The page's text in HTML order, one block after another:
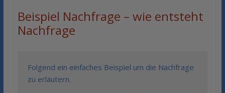
Beispiel Nachfrage – wie entsteht
Nachfrage
Folgend ein einfaches Beispiel um die Nachfrage
zu erläutern.